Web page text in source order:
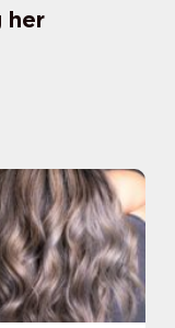
her